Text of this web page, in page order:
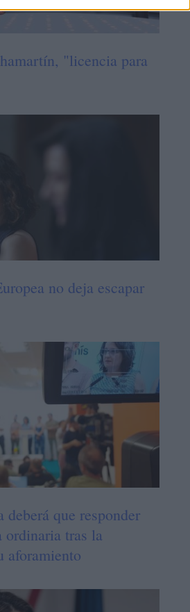
"licencia para
no deja escapar
que responder
ordinaria tras la
aforamiento